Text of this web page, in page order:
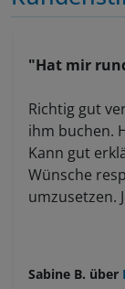
"Hat mir
Richtig gut
ihm buchen.
Kann gut
Wünsche
umzusetzen.
Sabine B. über